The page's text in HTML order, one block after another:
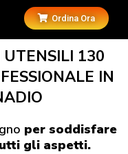
Ordina Ora
130
IN
per soddisfare
gli aspetti.